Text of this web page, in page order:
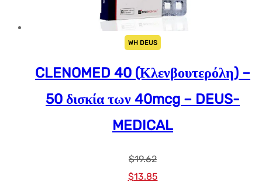
WH DEUS
CLENOMED 40 (Κλενβουτερόλη) –
50 δισκία των 40mcg – DEUS-
MEDICAL
$19.62
Αρχική
$13.85Η